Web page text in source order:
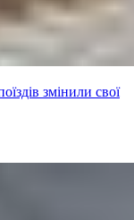
змінили свої